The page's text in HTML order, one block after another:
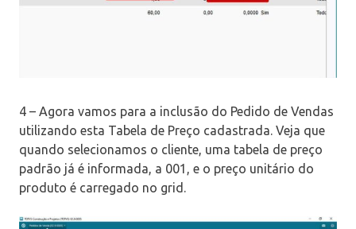
4 – Agora vamos para a inclusão do Pedido de Vendas
utilizando esta Tabela de Preço cadastrada. Veja que
quando selecionamos o cliente, uma tabela de preço
padrão já é informada, a 001, e o preço unitário do
produto é carregado no grid.